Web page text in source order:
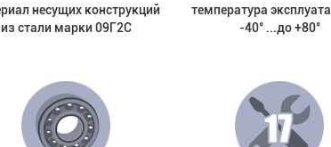
несущих конструкций
из стали марки 09Г2С
температура
-40° ...до +80°